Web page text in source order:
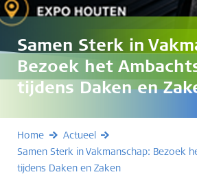
Samen Sterk in
Bezoek het
tijdens Daken en
Home
Actueel
Samen Sterk in Vakmanschap: Bezoek
tijdens Daken en Zaken